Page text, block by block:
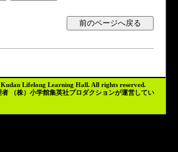
Lifelong Learning Hall. All rights reserved.
者
（株）小学館集英社プロダクションが運営してい